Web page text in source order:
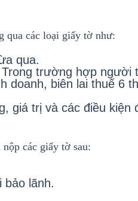
qua các loại giấy tờ như:
qua.
trường hợp người
doanh, biên lai thuế 6
giá trị và các điều kiện
các giấy tờ sau:
bảo lãnh.